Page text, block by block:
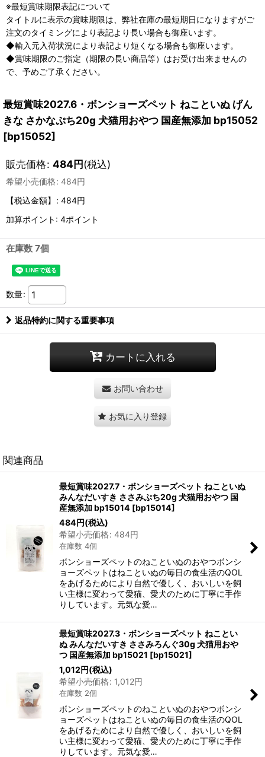
※最短賞味期限表記について
タイトルに表示の賞味期限は、弊社在庫の最短期日になりますがご
注文のタイミングにより表記より長い場合も御座います。
◆輸入元入荷状況により表記より短くなる場合も御座います。
◆賞味期限のご指定（期限の長い商品等）はお受け出来ませんの
で、予めご了承ください。
最短賞味2027.6・ボンショーズペット ねこといぬ げん
きな さかなぷち20g 犬猫用おやつ 国産無添加 bp15052
[bp15052]
販売価格: 484円(税込)
希望小売価格: 484円
【税込金額】
: 484円
加算ポイント: 4ポイント
在庫数 7個
数量:
返品特約に関する重要事項
カートに入れる
お問い合わせ
お気に入り登録
関連商品
最短賞味2027.7・ボンショーズペット ねこといぬ
みんなだいすき ささみぷち20g 犬猫用おやつ 国
産無添加 bp15014 [bp15014]
484円(税込)
希望小売価格: 484円
在庫数 4個
ボンショーズペットのねこといぬのおやつボンシ
ョーズペットはねこといぬの毎日の食生活のQOL
をあげるためにより自然で優しく、おいしいを飼
い主様に変わって愛猫、愛犬のために丁寧に手作
りしています。元気な愛…
最短賞味2027.3・ボンショーズペット ねことい
ぬ みんなだいすき ささみろんぐ30g 犬猫用おや
つ 国産無添加 bp15021 [bp15021]
1,012円(税込)
希望小売価格: 1,012円
在庫数 2個
ボンショーズペットのねこといぬのおやつボンシ
ョーズペットはねこといぬの毎日の食生活のQOL
をあげるためにより自然で優しく、おいしいを飼
い主様に変わって愛猫、愛犬のために丁寧に手作
りしています。元気な愛…